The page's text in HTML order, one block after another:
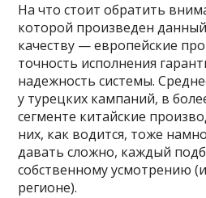
На что стоит обратить
которой произведен
качеству — европейские
точность исполнения
надежность системы.
у турецких кампаний, в
сегменте китайские
них, как водится, тоже
давать сложно, каждый
собственному усмотрению
регионе).